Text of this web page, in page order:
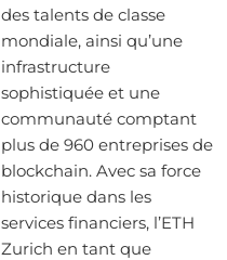
des talents de classe
mondiale, ainsi qu’une
infrastructure
sophistiquée et une
communauté comptant
plus de 960 entreprises de
blockchain. Avec sa force
historique dans les
services financiers, l’ETH
Zurich en tant que